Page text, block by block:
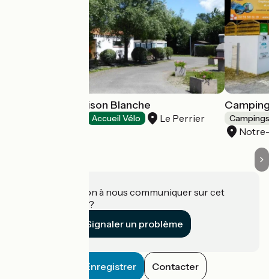
Camping La Maison Blanche
Accueil Vélo Le Perrier
Une information à nous communiquer sur cet
établissement ?
Signaler un problème
Enregistrer Contacter